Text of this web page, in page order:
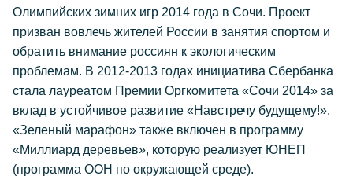
Олимпийских зимних игр 2014 года в Сочи. Проект
призван вовлечь жителей России в занятия спортом и
обратить внимание россиян к экологическим
проблемам. В 2012-2013 годах инициатива Сбербанка
стала лауреатом Премии Оргкомитета «Сочи 2014» за
вклад в устойчивое развитие «Навстречу будущему!».
«Зеленый марафон» также включен в программу
«Миллиард деревьев», которую реализует ЮНЕП
(программа ООН по окружающей среде).